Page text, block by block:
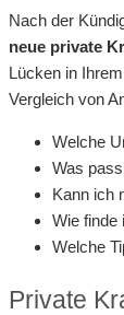
Nach der
neue private
Lücken in
Vergleich von
Welche
Was
Kann ich
Wie finde
Welche
Private